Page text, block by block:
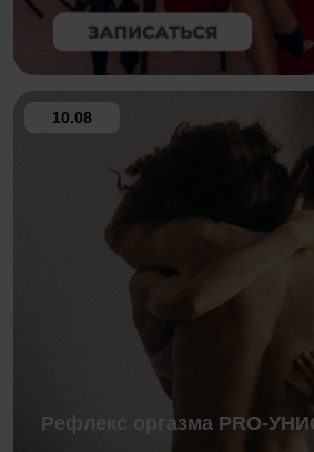
Рефлекс оргазма PRO-
10.08